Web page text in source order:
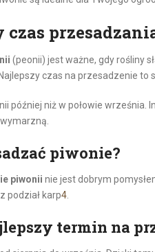
czas
(peonii) jest ważne, gdy rośliny
czas na przesadzenie to
później niż w połowie
piwonie?
piwonii nie jest dobrym
podział karp4.
termin na